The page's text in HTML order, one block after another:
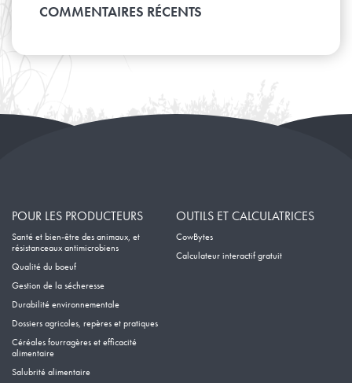
Janvier
Février
Mars
Mai
Février
COMMENTAIRES RÉCENTS
POUR LES PRODUCTEURS
Santé et bien-être des animaux, et
résistanceaux antimicrobiens
Qualité du boeuf
Gestion de la sécheresse
Durabilité environnementale
Dossiers agricoles, repères et pratiques
Céréales fourragères et efficacité
alimentaire
Salubrité alimentaire
OUTILS ET CALCULATRICES
CowBytes
Calculateur interactif gratuit